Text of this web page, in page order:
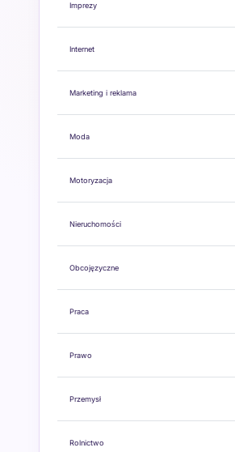
Imprezy
Internet
Marketing i reklama
Moda
Motoryzacja
Nieruchomości
Obcojęzyczne
Praca
Prawo
Przemysł
Rolnictwo